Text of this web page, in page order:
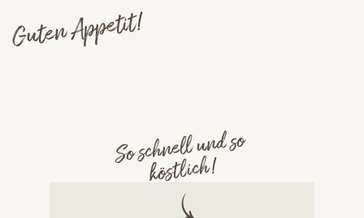
Guten Appetit!
So schnell und so
köstlich!